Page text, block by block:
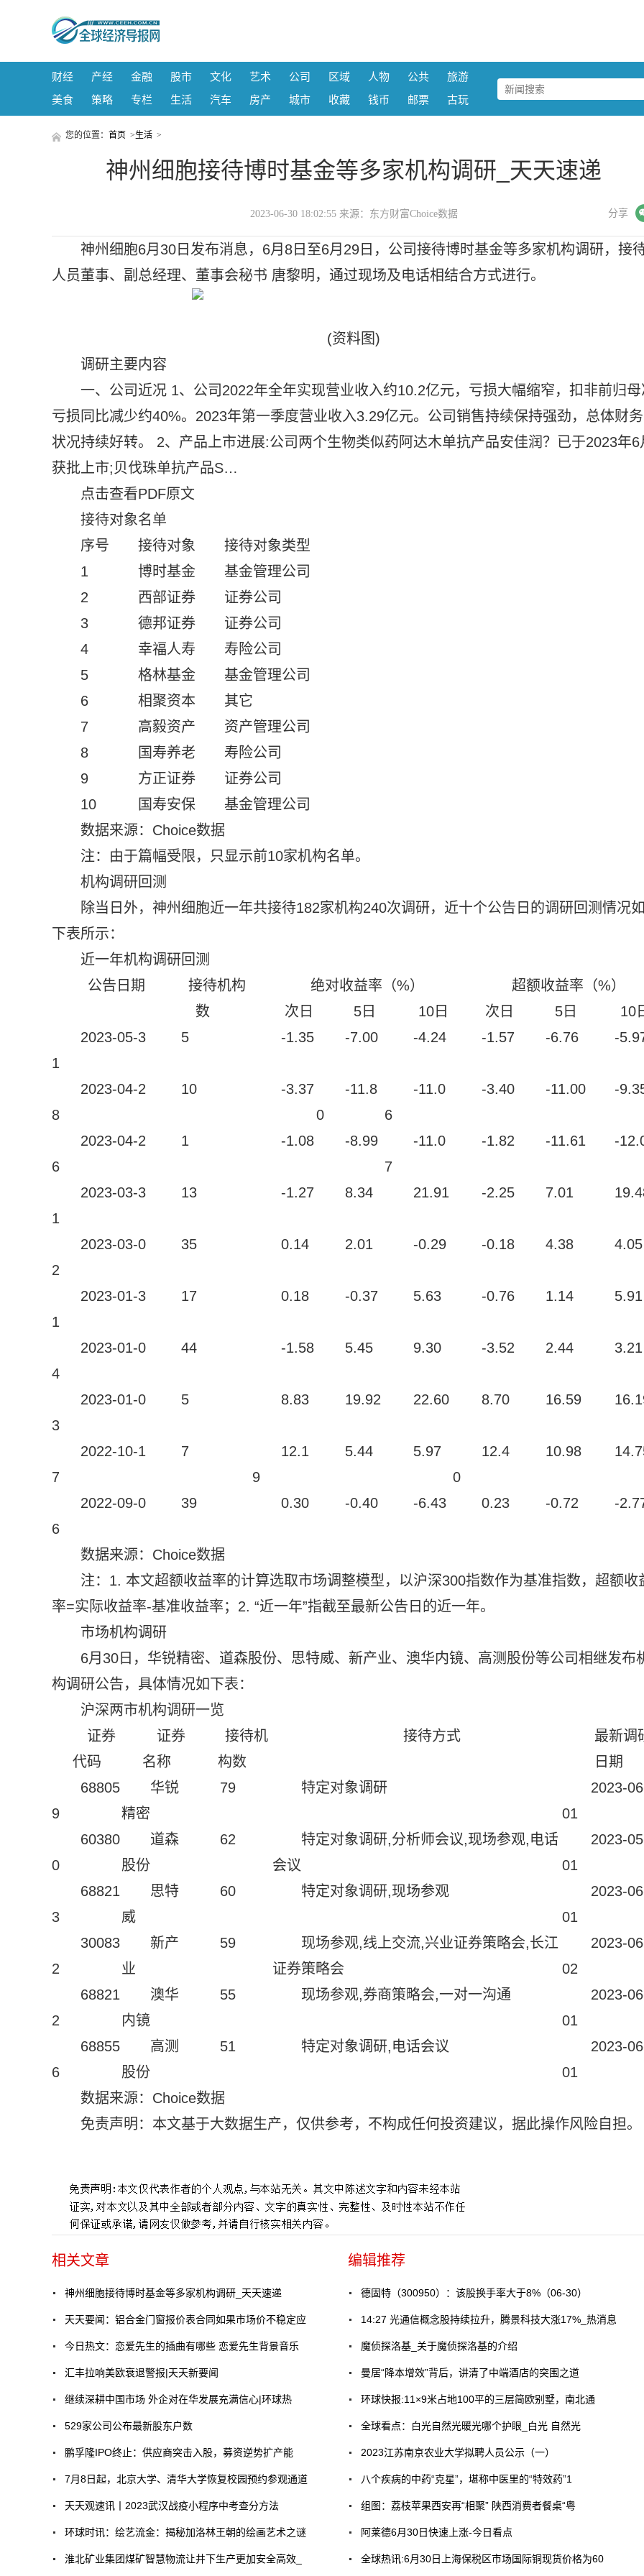
财经 产经 金融 股市 文化 艺术 公司 区域 人物 公共
旅游
美食
策略 专栏 生活 汽车 房产 城市 收藏 钱币 邮票 古玩
您的位置： 首页 >生活 >
神州细胞接待博时基金等多家机构调研_天天速递
2023-06-30 18:02:55 来源：东方财富Choice数据 分享
神州细胞6月30日发布消息，6月8日至6月29日，公司接待博时基金等多家机构调研，接
人员董事、副总经理、董事会秘书 唐黎明，通过现场及电话相结合方式进行。
(资料图)
调研主要内容
一、公司近况 1、公司2022年全年实现营业收入约10.2亿元，亏损大幅缩窄，扣非前归母
亏损同比减少约40%。2023年第一季度营业收入3.29亿元。公司销售持续保持强劲，总体财务
状况持续好转。 2、产品上市进展:公司两个生物类似药阿达木单抗产品安佳润？已于2023年6
获批上市;贝伐珠单抗产品S…
点击查看PDF原文
接待对象名单
序号
接待对象
接待对象类型
1
博时基金
基金管理公司
2
西部证券
证券公司
3
德邦证券
证券公司
4
幸福人寿
寿险公司
5
格林基金
基金管理公司
6
相聚资本
其它
7
高毅资产
资产管理公司
8
国寿养老
寿险公司
9
方正证券
证券公司
10
国寿安保
基金管理公司
数据来源：Choice数据
注：由于篇幅受限，只显示前10家机构名单。
机构调研回测
除当日外，神州细胞近一年共接待182家机构240次调研，近十个公告日的调研回测情况如
下表所示：
近一年机构调研回测
公告日期
接待机构
数
绝对收益率（%）
超额收益率（%）
次日
5日 10日 次日 5日
10
2023-05-3
1
5 -1.35 -7.00 -4.24 -1.57 -6.76 -
2023-04-2
8
10 -3.37
-11.8
0
-11.0
6
-3.40 -11.00 -
2023-04-2
6
1 -1.08 -8.99
-11.0
7
-1.82 -11.61 -
2023-03-3
1
13 -1.27 8.34 21.91 -2.25 7.01
2023-03-0
2
35 0.14 2.01 -0.29 -0.18 4.38 4.05
2023-01-3
1
17 0.18 -0.37 5.63 -0.76 1.14 5.91
2023-01-0
4
44 -1.58 5.45 9.30 -3.52 2.44 3.21
2023-01-0
3
5 8.83 19.92 22.60 8.70 16.59
2022-10-1
7
7
12.1
9
5.44 5.97
12.4
0
10.98
2022-09-0
6
39 0.30 -0.40 -6.43 0.23 -0.72 -
数据来源：Choice数据
注：1. 本文超额收益率的计算选取市场调整模型，以沪深300指数作为基准指数，超额收
率=实际收益率-基准收益率；2. “近一年”指截至最新公告日的近一年。
市场机构调研
6月30日，华锐精密、道森股份、思特威、新产业、澳华内镜、高测股份等公司相继发布
构调研公告，具体情况如下表：
沪深两市机构调研一览
证券
代码
证券
名称
接待机
构数
接待方式
最新调
日期
68805
9
华锐
精密
79 特定对象调研
2023-
01
60380
0
道森
股份
62
特定对象调研,分析师会议,现场参观,电话
会议
2023-
01
68821
3
思特
威
60 特定对象调研,现场参观
2023-
01
30083
2
新产
业
59
现场参观,线上交流,兴业证券策略会,长江
证券策略会
2023-
02
68821
2
澳华
内镜
55 现场参观,券商策略会,一对一沟通
2023-
01
68855
6
高测
股份
51 特定对象调研,电话会议
2023-
01
数据来源：Choice数据
免责声明：本文基于大数据生产，仅供参考，不构成任何投资建议，据此操作风险自担。
相关文章
神州细胞接待博时基金等多家机构调研_天天速递
天天要闻：铝合金门窗报价表合同如果市场价不稳定应
今日热文：恋爱先生的插曲有哪些 恋爱先生背景音乐
汇丰拉响美欧衰退警报|天天新要闻
继续深耕中国市场 外企对在华发展充满信心|环球热
529家公司公布最新股东户数
鹏孚隆IPO终止：供应商突击入股，募资逆势扩产能
7月8日起，北京大学、清华大学恢复校园预约参观通道
天天观速讯丨2023武汉战疫小程序中考查分方法
环球时讯：绘艺流金：揭秘加洛林王朝的绘画艺术之谜
淮北矿业集团煤矿智慧物流让井下生产更加安全高效_
编辑推荐
德固特（300950）：该股换手率大于8%（06-30）
14:27 光通信概念股持续拉升，腾景科技大涨17%_热消息
魔侦探洛基_关于魔侦探洛基的介绍
曼居“降本增效”背后，讲清了中端酒店的突围之道
环球快报:11×9米占地100平的三层简欧别墅，南北通
全球看点：白光自然光暖光哪个护眼_白光 自然光
2023江苏南京农业大学拟聘人员公示（一）
八个疾病的中药“克星”，堪称中医里的“特效药”1
组图：荔枝苹果西安再“相聚” 陕西消费者餐桌“粤
阿莱德6月30日快速上涨-今日看点
全球热讯:6月30日上海保税区市场国际铜现货价格为60